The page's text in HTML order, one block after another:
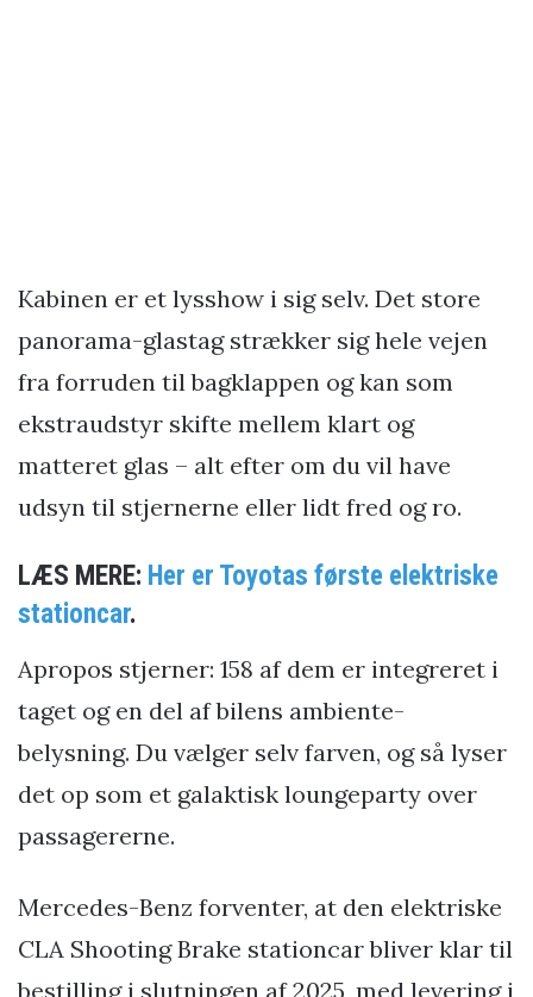
Kabinen er et lysshow i sig selv. Det store
panorama-glastag strækker sig hele vejen
fra forruden til bagklappen og kan som
ekstraudstyr skifte mellem klart og
matteret glas – alt efter om du vil have
udsyn til stjernerne eller lidt fred og ro.
LÆS MERE: Her er Toyotas første elektriske
stationcar.
Apropos stjerner: 158 af dem er integreret i
taget og en del af bilens ambiente-
belysning. Du vælger selv farven, og så lyser
det op som et galaktisk loungeparty over
passagererne.
Mercedes-Benz forventer, at den elektriske
CLA Shooting Brake stationcar bliver klar til
bestilling i slutningen af 2025, med levering i